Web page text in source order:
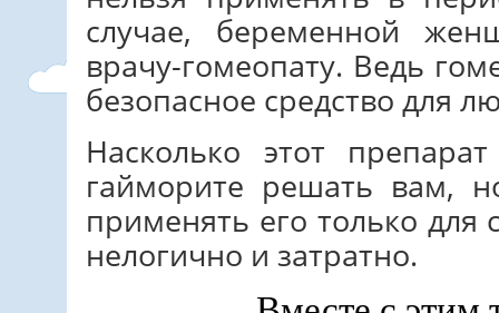
случае, беременной
врачу-гомеопату. Ведь
безопасное средство для
Насколько этот
гайморите решать вам,
применять его только
нелогично и затратно.